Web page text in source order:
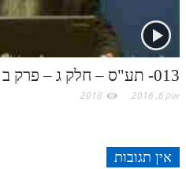
דף היומי בזוהר הקדוש
013- תע"ס – חלק ג – פרק ב אות ב או"פ ח-ט
אוק 6, 2016 2018
אין תגובות